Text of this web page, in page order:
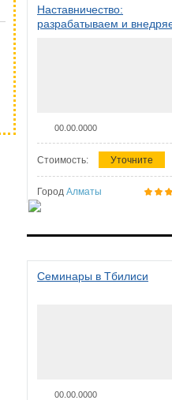
Наставничество:
разрабатываем и
00.00.0000
Стоимость: Уточните
Город Алматы
Семинары в Тбилиси
00.00.0000